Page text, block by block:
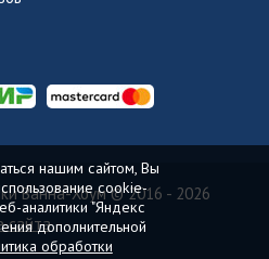
Ванна-Хоум© 2016 - 2026
сайта
нашим сайтом, Вы
cookie-
аналитики "Яндекс
дополнительной
обработки